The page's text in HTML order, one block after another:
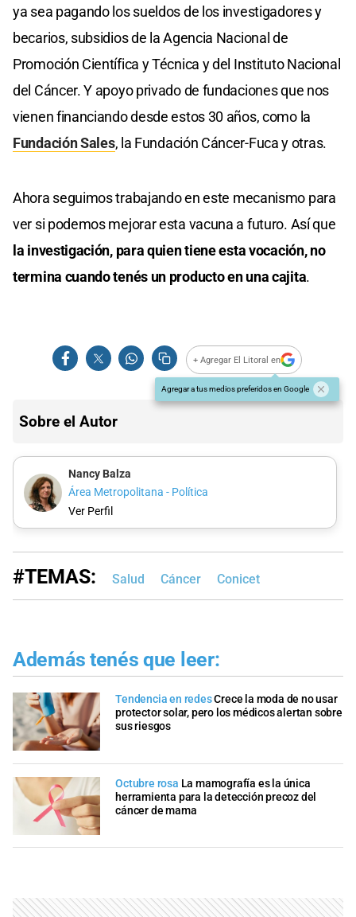
ya sea pagando los sueldos de los investigadores y
becarios, subsidios de la Agencia Nacional de
Promoción Científica y Técnica y del Instituto Nacional
del Cáncer. Y apoyo privado de fundaciones que nos
vienen financiando desde estos 30 años, como la
Fundación Sales, la Fundación Cáncer-Fuca y otras.
Ahora seguimos trabajando en este mecanismo para
ver si podemos mejorar esta vacuna a futuro. Así que
la investigación, para quien tiene esta vocación, no
termina cuando tenés un producto en una cajita.
+ Agregar El Litoral en
Agregar a tus medios preferidos en Google
Sobre el Autor
Nancy Balza
Área Metropolitana - Política
Ver Perfil
#TEMAS: Salud Cáncer Conicet
Además tenés que leer:
Tendencia en redesCrece la moda de no usar
protector solar, pero los médicos alertan sobre
sus riesgos
Octubre rosa La mamografía es la única
herramienta para la detección precoz del
cáncer de mama